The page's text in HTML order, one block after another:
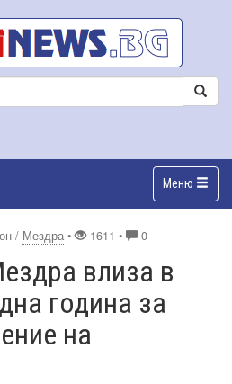
Меню
/ Мездра • 1611 • 0
влиза в
година за
на